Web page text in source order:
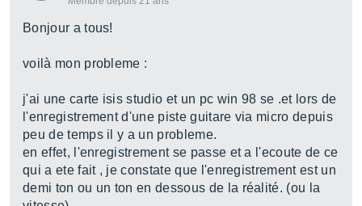
Bonjour a tous!
voilà mon probleme :
j'ai une carte isis studio et un pc win 98 se .et lors de
l'enregistrement d'une piste guitare via micro depuis
peu de temps il y a un probleme.
en effet, l'enregistrement se passe et a l'ecoute de ce
qui a ete fait , je constate que l'enregistrement est un
demi ton ou un ton en dessous de la réalité. (ou la